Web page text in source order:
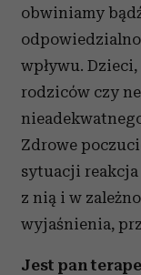
obwiniamy
wpływu.
rodziców czy
Zdrowe
sytuacji
z nią i w
wyjaśnienia,
Jest pan